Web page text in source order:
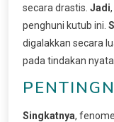
secara drastis. Jadi
penghuni kutub ini.
digalakkan secara
pada tindakan
Singkatnya,